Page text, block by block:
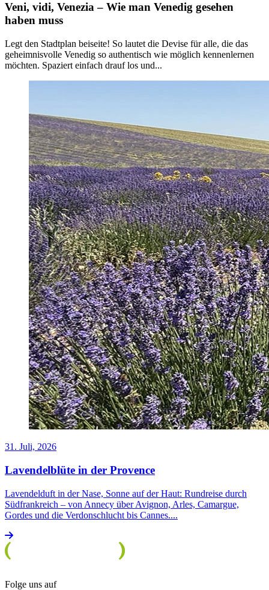
Veni, vidi, Venezia – Wie man Venedig gesehen
haben muss
Legt den Stadtplan beiseite! So lautet die Devise für alle, die das
geheimnisvolle Venedig so authentisch wie möglich kennenlernen
möchten. Spaziert einfach drauf los und...
31. Juli, 2026
Lavendelblüte in der Provence
Lavendelduft in der Nase, Sonne auf der Haut: Rundreise durch
Südfrankreich – von Annecy über Avignon, Arles, Camargue,
Gordes und die Verdonschlucht bis Cannes....
Folge uns auf